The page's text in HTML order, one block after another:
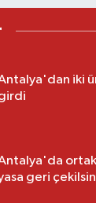
iki
ortak
geri çekilsin